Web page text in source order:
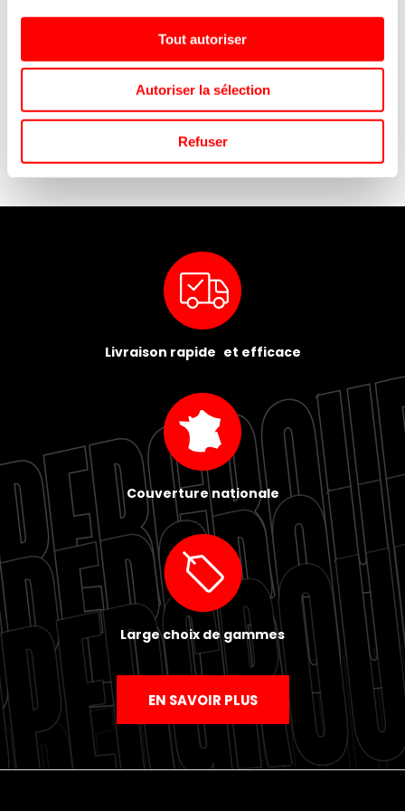
Tout autoriser
Autoriser la sélection
Refuser
VRAC TROLLI DENTS
VAMPIRE 1KG
OASIS THE PÊCHE GF PET
Livraison rapide et efficace
Couverture nationale
Large choix de gammes
EN SAVOIR PLUS